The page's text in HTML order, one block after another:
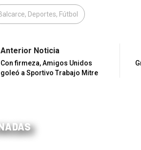
Deportes, Fútbol
Anterior Noticia
Con firmeza, Amigos Unidos
goleó a Sportivo Trabajo Mitre